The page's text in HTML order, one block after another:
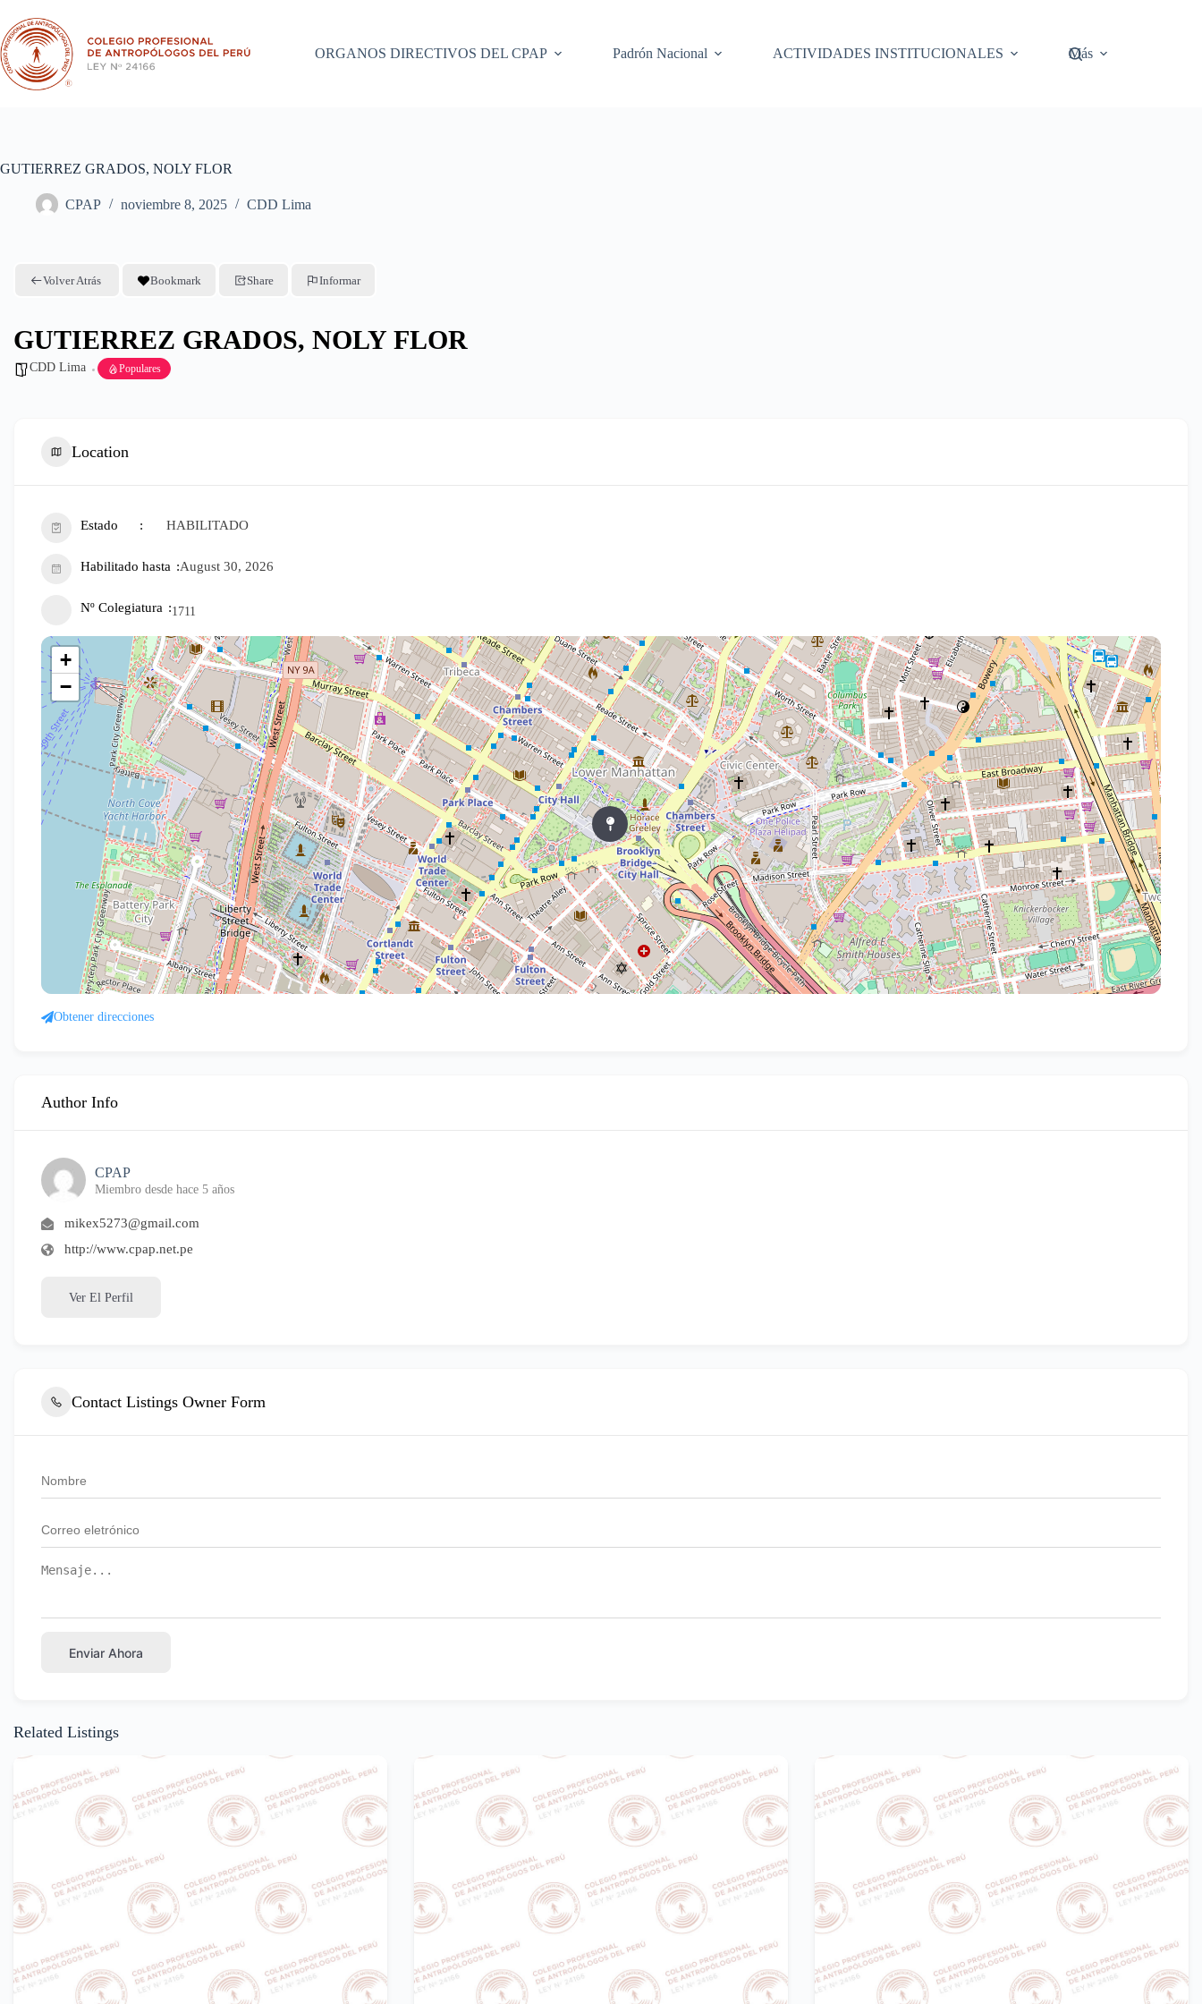
contenido
ORGANOS DIRECTIVOS DEL CPAP
Padrón Nacional ACTIVIDADES INSTITUCIONALES Más
GUTIERREZ GRADOS, NOLY FLOR
CPAP noviembre 8, 2025 CDD Lima
Volver Atrás Bookmark Share Informar
GUTIERREZ GRADOS, NOLY FLOR
CDD Lima Populares
Location
Estado HABILITADO
Habilitado hasta August 30, 2026
Nº Colegiatura 1711
+
−
Obtener direcciones
Author Info
CPAP
Miembro desde hace 5 años
mikex5273@gmail.com
http://www.cpap.net.pe
Ver El Perfil
Contact Listings Owner Form
Enviar Ahora
Related Listings